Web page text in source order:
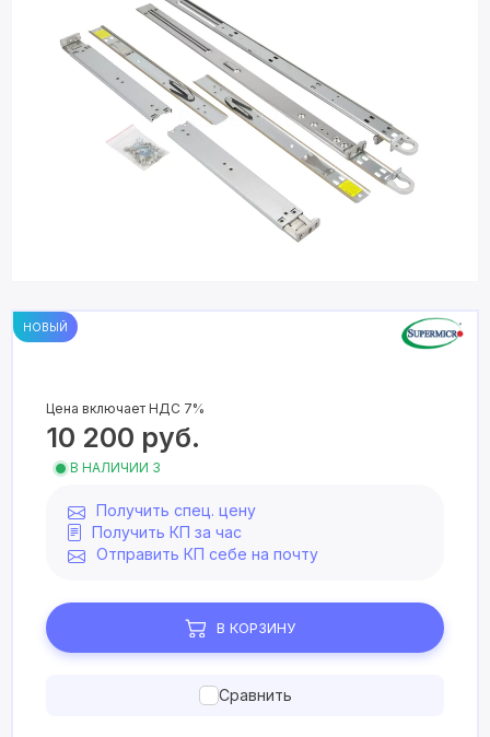
НОВЫЙ
Цена включает НДС 7%
10 200 руб.
В НАЛИЧИИ 3
Получить спец. цену
Получить КП за час
Отправить КП себе на почту
В КОРЗИНУ
Сравнить